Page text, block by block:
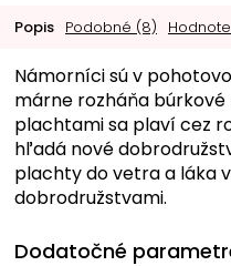
Popis Podobné (8)
Námorníci sú v
márne rozháňa
plachtami sa plaví cez
hľadá nové
plachty do vetra a láka
dobrodružstvami.
Dodatočné